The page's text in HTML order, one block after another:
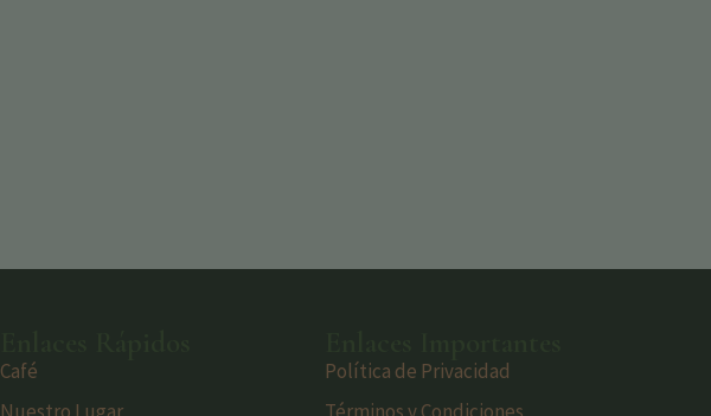
Café
Nuestro Lugar
Política de Privacidad
Términos y Condiciones